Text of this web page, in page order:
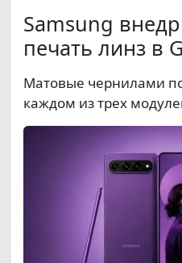
Samsung
печать линз в
Матовые чернилами
каждом из трех